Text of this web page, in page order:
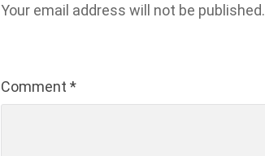
Your email address will not be published.
Comment *